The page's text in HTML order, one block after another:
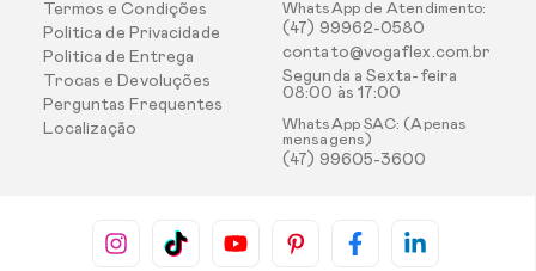
Termos e Condições
Politica de Privacidade
Politica de Entrega
Trocas e Devoluções
Perguntas Frequentes
Localização
WhatsApp de Atendimento:
(47) 99962-0580
contato@vogaflex.com.br
Segunda a Sexta-feira
08:00 às 17:00
WhatsApp SAC: (Apenas
mensagens)
(47) 99605-3600